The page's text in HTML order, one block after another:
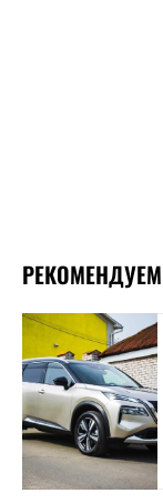
РЕКОМЕНДУЕМ